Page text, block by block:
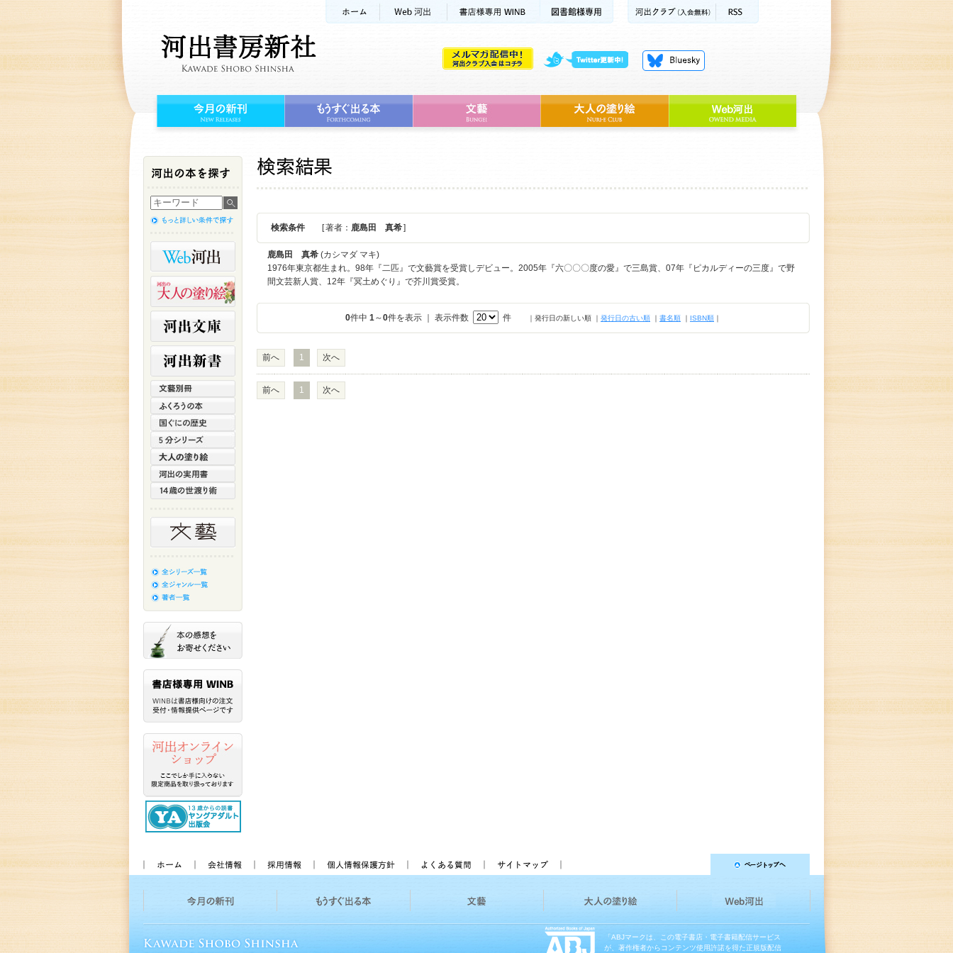
検索条件 [ 著者： 鹿島田 真希]
鹿島田 真希 (カシマダ マキ)
1976年東京都生まれ。98年『二匹』で文藝賞を受賞しデビュー。2005年『六〇〇〇度の愛』で三島賞、07年『ピカルディーの三度』で野
間文芸新人賞、12年『冥土めぐり』で芥川賞受賞。
0件中 1～0件を表示 ｜ 表示件数 件 ｜発行日の新しい順 ｜ 発行日の古い順 ｜ 書名順 ｜ ISBN順 ｜
前へ 1 次へ
前へ 1 次へ
「ABJマークは、この電子書店・電子書籍配信サービス
が、著作権者からコンテンツ使用許諾を得た正規版配信